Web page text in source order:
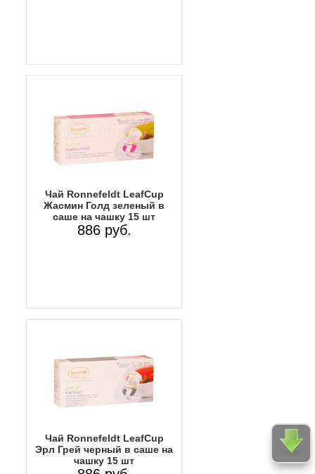
Чай Ronnefeldt LeafCup
Жасмин Голд зеленый в
саше на чашку 15 шт
886 руб.
Чай Ronnefeldt LeafCup
Эрл Грей черный в саше на
чашку 15 шт